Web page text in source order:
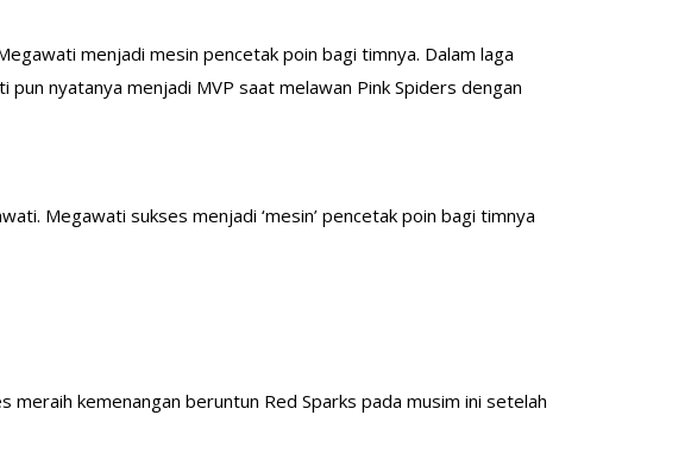
menjadi mesin pencetak poin bagi timnya. Dalam laga
nyatanya menjadi MVP saat melawan Pink Spiders dengan
Megawati sukses menjadi ‘mesin’ pencetak poin bagi timnya
kemenangan beruntun Red Sparks pada musim ini setelah